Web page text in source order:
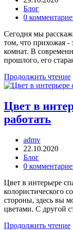
Блог
0
Сегодня мы
том, что прихожая -
комнат. В
прошлого, его
Продолжить чтение
Цвет в
работать
admv
22.10.2020
Блог
0
Цвет в интерьере
колористического
стороны, здесь вы
цветами. С другой
Продолжить чтение